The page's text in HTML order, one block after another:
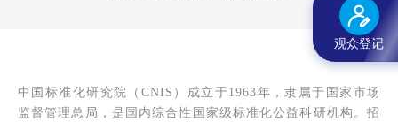
中国标准化研究院（CNIS）成立于1963年，隶属于国家市场
监督管理总局，是国内综合性国家级标准化公益科研机构。 招
观众登记